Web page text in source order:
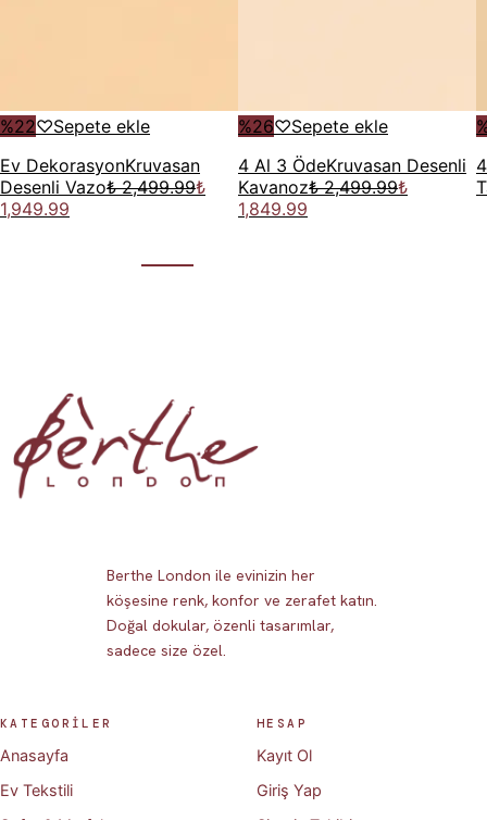
%22♡Sepete ekle
Ev Dekorasyon Kruvasan
Desenli Vazo₺ 2,499.99₺
1,949.99
%26♡Sepete ekle
4 Al 3 Öde Kruvasan Desenli
Kavanoz₺ 2,499.99₺
1,849.99
Berthe London ile evinizin her
köşesine renk, konfor ve zerafet katın.
Doğal dokular, özenli tasarımlar,
sadece size özel.
KATEGORİLER
Anasayfa
Ev Tekstili
HESAP
Kayıt Ol
Giriş Yap